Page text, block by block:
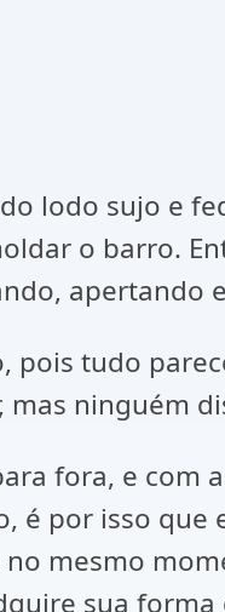
lodo sujo e
o barro.
pois tudo
ninguém
fora, e com
é por isso
mesmo
sua